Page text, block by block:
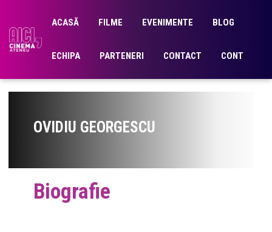
ACASĂ FILME EVENIMENTE BLOG
ECHIPA PARTENERI CONTACT CONT
OVIDIU GEORGESCU
Biografie